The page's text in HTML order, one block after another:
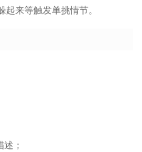
来等触发单挑情节。
；